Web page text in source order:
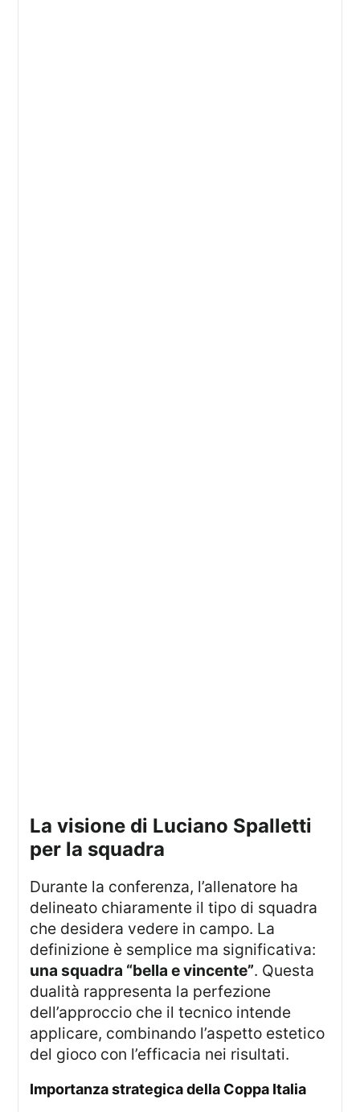
La visione di Luciano Spalletti
per la squadra
Durante la conferenza, l’allenatore ha
delineato chiaramente il tipo di squadra
che desidera vedere in campo. La
definizione è semplice ma significativa:
una squadra “bella e vincente”. Questa
dualità rappresenta la perfezione
dell’approccio che il tecnico intende
applicare, combinando l’aspetto estetico
del gioco con l’efficacia nei risultati.
Importanza strategica della Coppa Italia